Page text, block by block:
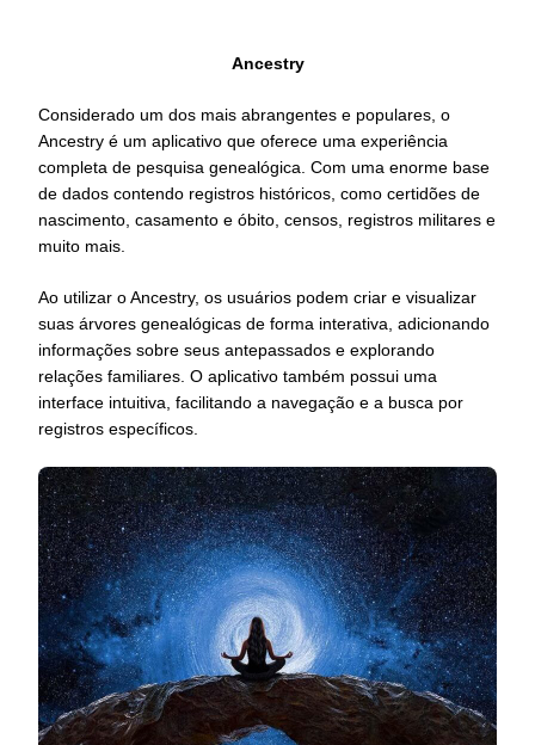
Ancestry
Considerado um dos mais abrangentes e populares, o
Ancestry é um aplicativo que oferece uma experiência
completa de pesquisa genealógica. Com uma enorme base
de dados contendo registros históricos, como certidões de
nascimento, casamento e óbito, censos, registros militares e
muito mais.
Ao utilizar o Ancestry, os usuários podem criar e visualizar
suas árvores genealógicas de forma interativa, adicionando
informações sobre seus antepassados e explorando
relações familiares. O aplicativo também possui uma
interface intuitiva, facilitando a navegação e a busca por
registros específicos.